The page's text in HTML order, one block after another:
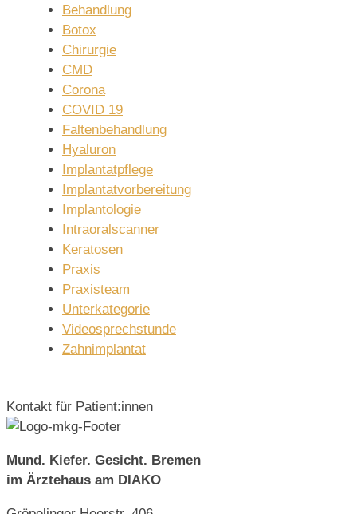
Behandlung
Botox
Chirurgie
CMD
Corona
COVID 19
Faltenbehandlung
Hyaluron
Implantatpflege
Implantatvorbereitung
Implantologie
Intraoralscanner
Keratosen
Praxis
Praxisteam
Unterkategorie
Videosprechstunde
Zahnimplantat
Kontakt für Patient:innen
Mund. Kiefer. Gesicht. Bremen
im Ärztehaus am DIAKO